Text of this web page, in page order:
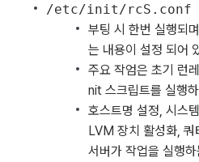
/etc/init/rcS.conf
부팅 시 한번 실행되
는 내용이 설정 되어
주요 작엄은 초기
nit 스크립트를 실행
호스트명 설정, 시스
LVM 장치 활성화, 쿼
서버가 작업을 실행